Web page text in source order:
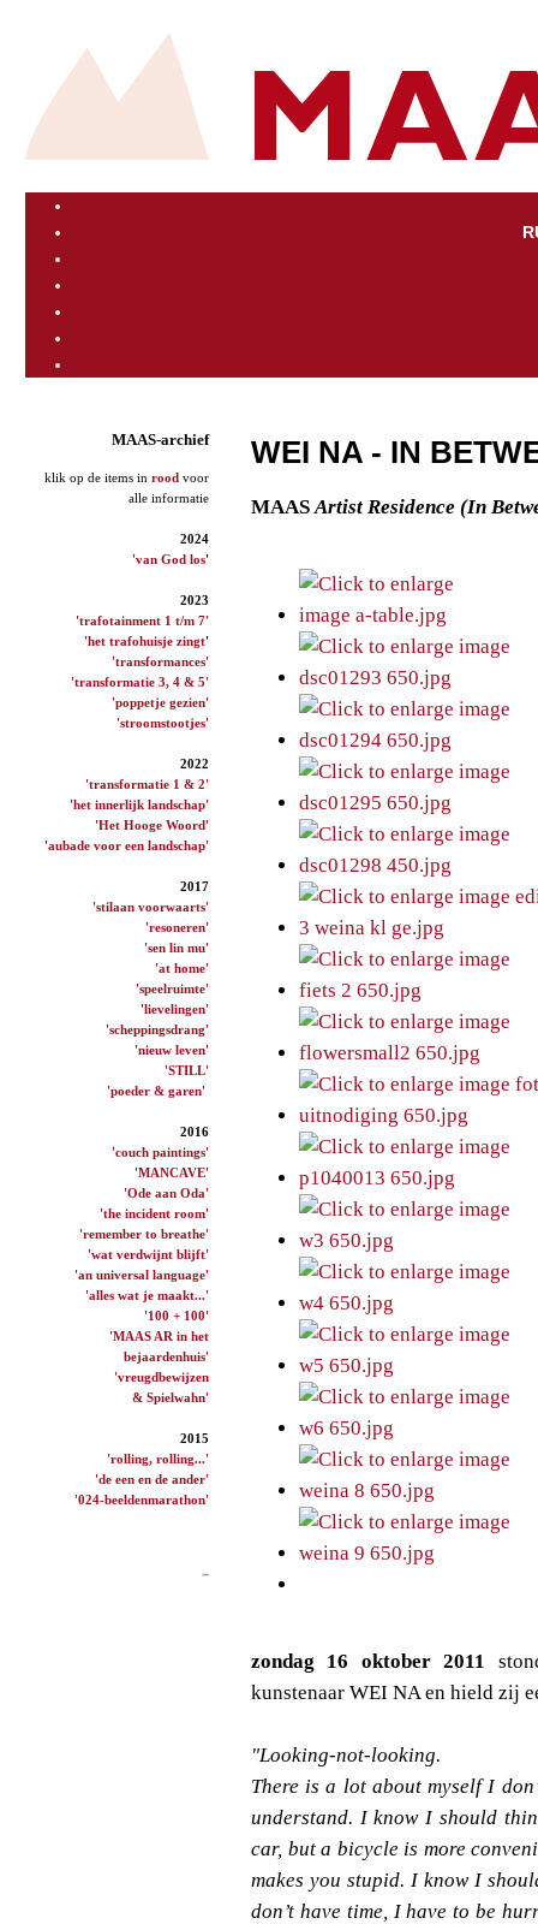
MAAS-archief
klik op de items in rood voor
alle informatie
2024
'van God los'
2023
'trafotainment 1 t/m 7'
'het trafohuisje zingt'
'transformances'
'transformatie 3, 4 & 5'
'poppetje gezien'
'stroomstootjes'
2022
'transformatie 1 & 2'
'het innerlijk landschap'
'Het Hooge Woord'
'aubade voor een landschap'
2017
'stilaan voorwaarts'
'resoneren'
'sen lin mu'
'at home'
'speelruimte'
'lievelingen'
'scheppingsdrang'
'nieuw leven'
'STILL'
'poeder & garen'
2016
'couch paintings'
'MANCAVE'
'Ode aan Oda'
'the incident room'
'remember to breathe'
'wat verdwijnt blijft'
'an universal language'
'alles wat je maakt...'
'100 + 100'
'MAAS AR in het
bejaardenhuis'
'vreugdbewijzen
& Spielwahn'
2015
'rolling, rolling...'
'de een en de ander'
'024-beeldenmarathon'
WEI NA - IN
MAASArtist Residence (In
zondag 16 oktober 2011
kunstenaar WEI NA en hield zij
"Looking-not-looking.
There is a lot about myself I
understand. I know I should
car, but a bicycle is more
makes you stupid. I know I
don’t have time, I have to be